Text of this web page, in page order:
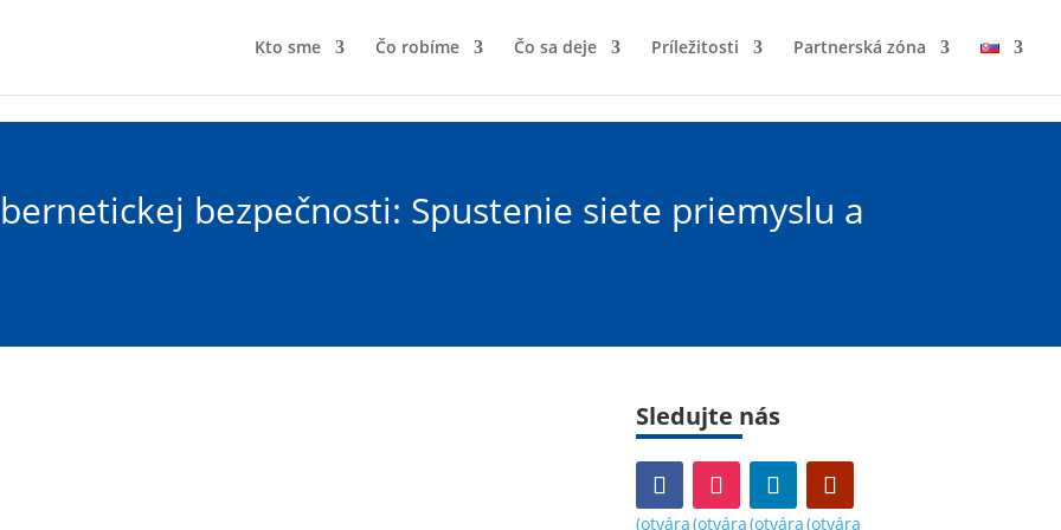
Kto sme Čo robíme Čo sa deje Príležitosti Partnerská zóna
bezpečnosti: Spustenie siete priemyslu a
Sledujte nás
(otvára(otvára(otvára(otvára